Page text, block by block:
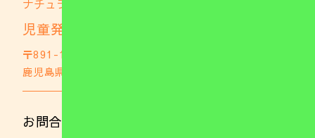
ナチュラブファミリー
児童発達支援事業所 ナチュファミ
〒891-1105
鹿児島県鹿児島市郡山町703
お問合わせはこちら